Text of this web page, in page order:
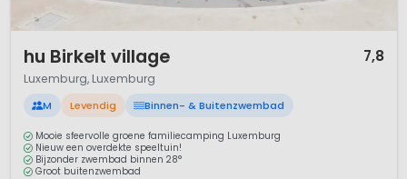
hu Birkelt village 7,8
Luxemburg, Luxemburg
M Levendig Binnen- & Buitenzwembad
Mooie sfeervolle groene familiecamping Luxemburg
Nieuw een overdekte speeltuin!
Bijzonder zwembad binnen 28°
Groot buitenzwembad